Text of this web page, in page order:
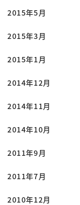
2015年5月
2015年3月
2015年1月
2014年12月
2014年11月
2014年10月
2011年9月
2011年7月
2010年12月